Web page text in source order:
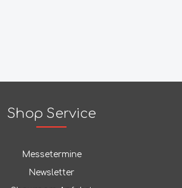
Shop Service
Messetermine
Newsletter